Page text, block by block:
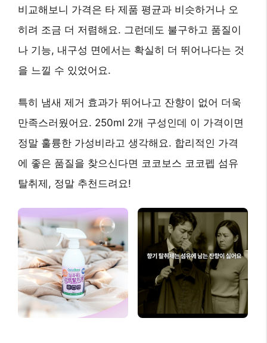
비교해보니 가격은 타 제품 평균과 비슷하거나 오
히려 조금 더 저렴해요. 그런데도 불구하고 품질이
나 기능, 내구성 면에서는 확실히 더 뛰어나다는 것
을 느낄 수 있었어요.
특히 냄새 제거 효과가 뛰어나고 잔향이 없어 더욱
만족스러웠어요. 250ml 2개 구성인데 이 가격이면
정말 훌륭한 가성비라고 생각해요. 합리적인 가격
에 좋은 품질을 찾으신다면 코코보스 코코펩 섬유
탈취제, 정말 추천드려요!